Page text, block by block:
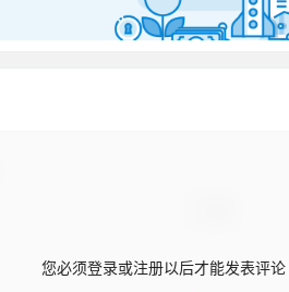
您必须登录或注册以后才能发表评论